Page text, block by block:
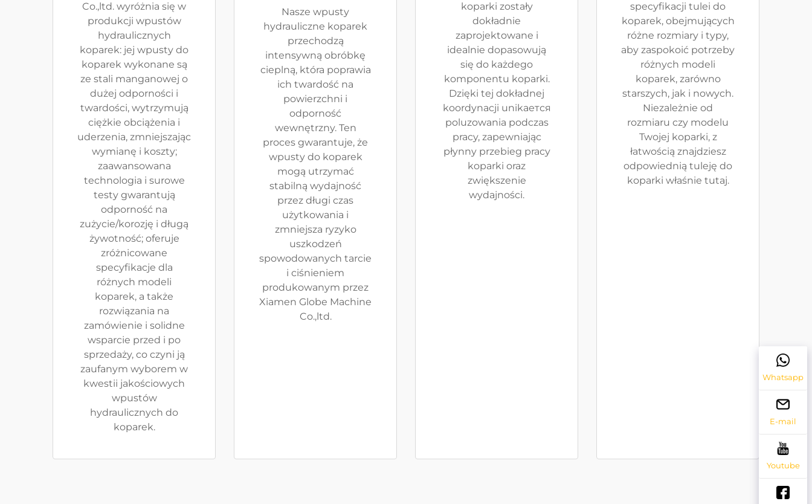
Co.,ltd. wyróżnia się w
produkcji wpustów
hydraulicznych
koparek: jej wpusty do
koparek wykonane są
ze stali manganowej o
dużej odporności i
twardości, wytrzymują
ciężkie obciążenia i
uderzenia, zmniejszając
wymianę i koszty;
zaawansowana
technologia i surowe
testy gwarantują
odporność na
zużycie/korozję i długą
żywotność; oferuje
zróżnicowane
specyfikacje dla
różnych modeli
koparek, a także
rozwiązania na
zamówienie i solidne
wsparcie przed i po
sprzedaży, co czyni ją
zaufanym wyborem w
kwestii jakościowych
wpustów
hydraulicznych do
koparek.
Nasze wpusty
hydrauliczne koparek
przechodzą
intensywną obróbkę
cieplną, która poprawia
ich twardość na
powierzchni i
odporność
wewnętrzny. Ten
proces gwarantuje, że
wpusty do koparek
mogą utrzymać
stabilną wydajność
przez długi czas
użytkowania i
zmniejsza ryzyko
uszkodzeń
spowodowanych tarcie
i ciśnieniem
produkowanym przez
Xiamen Globe Machine
Co.,ltd.
koparki zostały
dokładnie
zaprojektowane i
idealnie dopasowują
się do każdego
komponentu koparki.
Dzięki tej dokładnej
koordynacji unikается
poluzowania podczas
pracy, zapewniając
płynny przebieg pracy
koparki oraz
zwiększenie
wydajności.
specyfikacji tulei do
koparek, obejmujących
różne rozmiary i typy,
aby zaspokoić potrzeby
różnych modeli
koparek, zarówno
starszych, jak i nowych.
Niezależnie od
rozmiaru czy modelu
Twojej koparki, z
łatwością znajdziesz
odpowiednią tuleję do
koparki właśnie tutaj.
Whatsapp
E-mail
Youtube